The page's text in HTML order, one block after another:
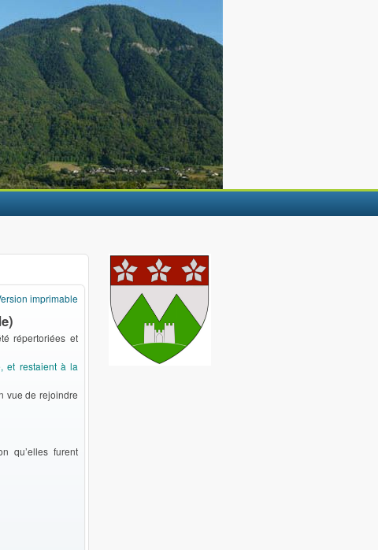
imprimable
répertoriées et
et restaient à la
vue de rejoindre
qu’elles furent